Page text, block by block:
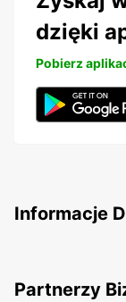
dzięki
Pobierz
Informacje
Partnerzy